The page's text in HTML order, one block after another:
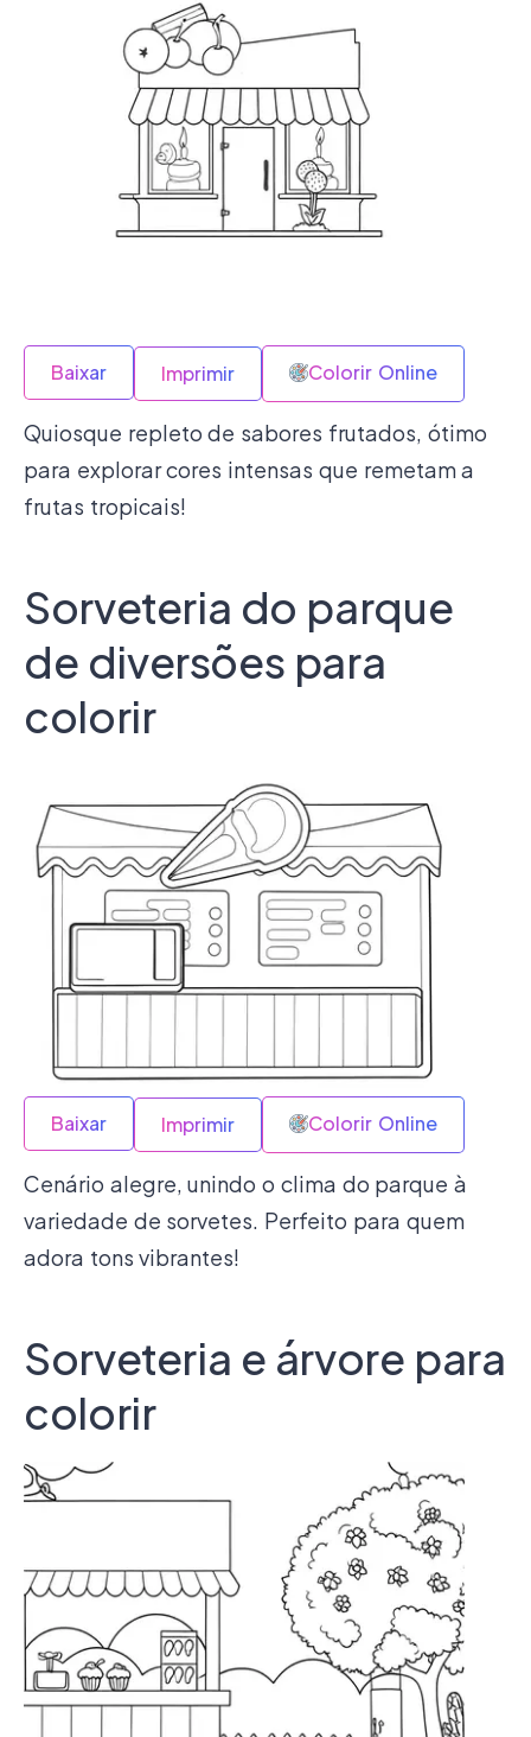
Baixar Imprimir Colorir Online
Quiosque repleto de sabores frutados, ótimo
para explorar cores intensas que remetam a
frutas tropicais!
Sorveteria do parque
de diversões para
colorir
Baixar Imprimir Colorir Online
Cenário alegre, unindo o clima do parque à
variedade de sorvetes. Perfeito para quem
adora tons vibrantes!
Sorveteria e árvore para
colorir